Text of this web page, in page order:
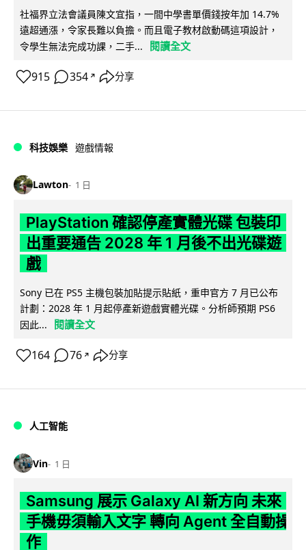
社福界立法會議員陳文宜指，一間中學書單價錢按年加 14.7%
遠超通漲，令家長難以負擔。而且電子教材啟動碼這項設計，
令學生無法完成功課，二手...
閱讀全文
915 354 ↗ 分享
科技娛樂 遊戲情報
Lawton 1 日
PlayStation 確認停產實體光碟 包裝印
出重要通告 2028 年 1 月後不出光碟遊
戲
Sony 已在 PS5 主機包裝加貼提示貼紙，重申官方 7 月已公布
計劃：2028 年 1 月起停產新遊戲實體光碟。分析師預期 PS6
因此...
閱讀全文
164 76 ↗ 分享
人工智能
Vin 1 日
Samsung 展示 Galaxy AI 新方向 未來
手機毋須輸入文字 轉向 Agent 全自動操
作